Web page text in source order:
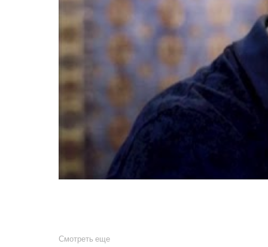
Смотреть еще